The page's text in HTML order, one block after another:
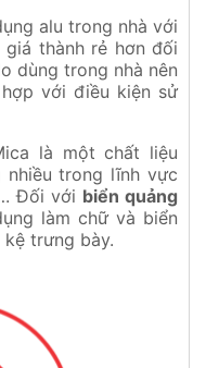
alu trong nhà với
thành rẻ hơn đối
dùng trong nhà nên
với điều kiện sử
là một chất liệu
trong lĩnh vực
Đối với biển quảng
làm chữ và biển
kệ trưng bày.